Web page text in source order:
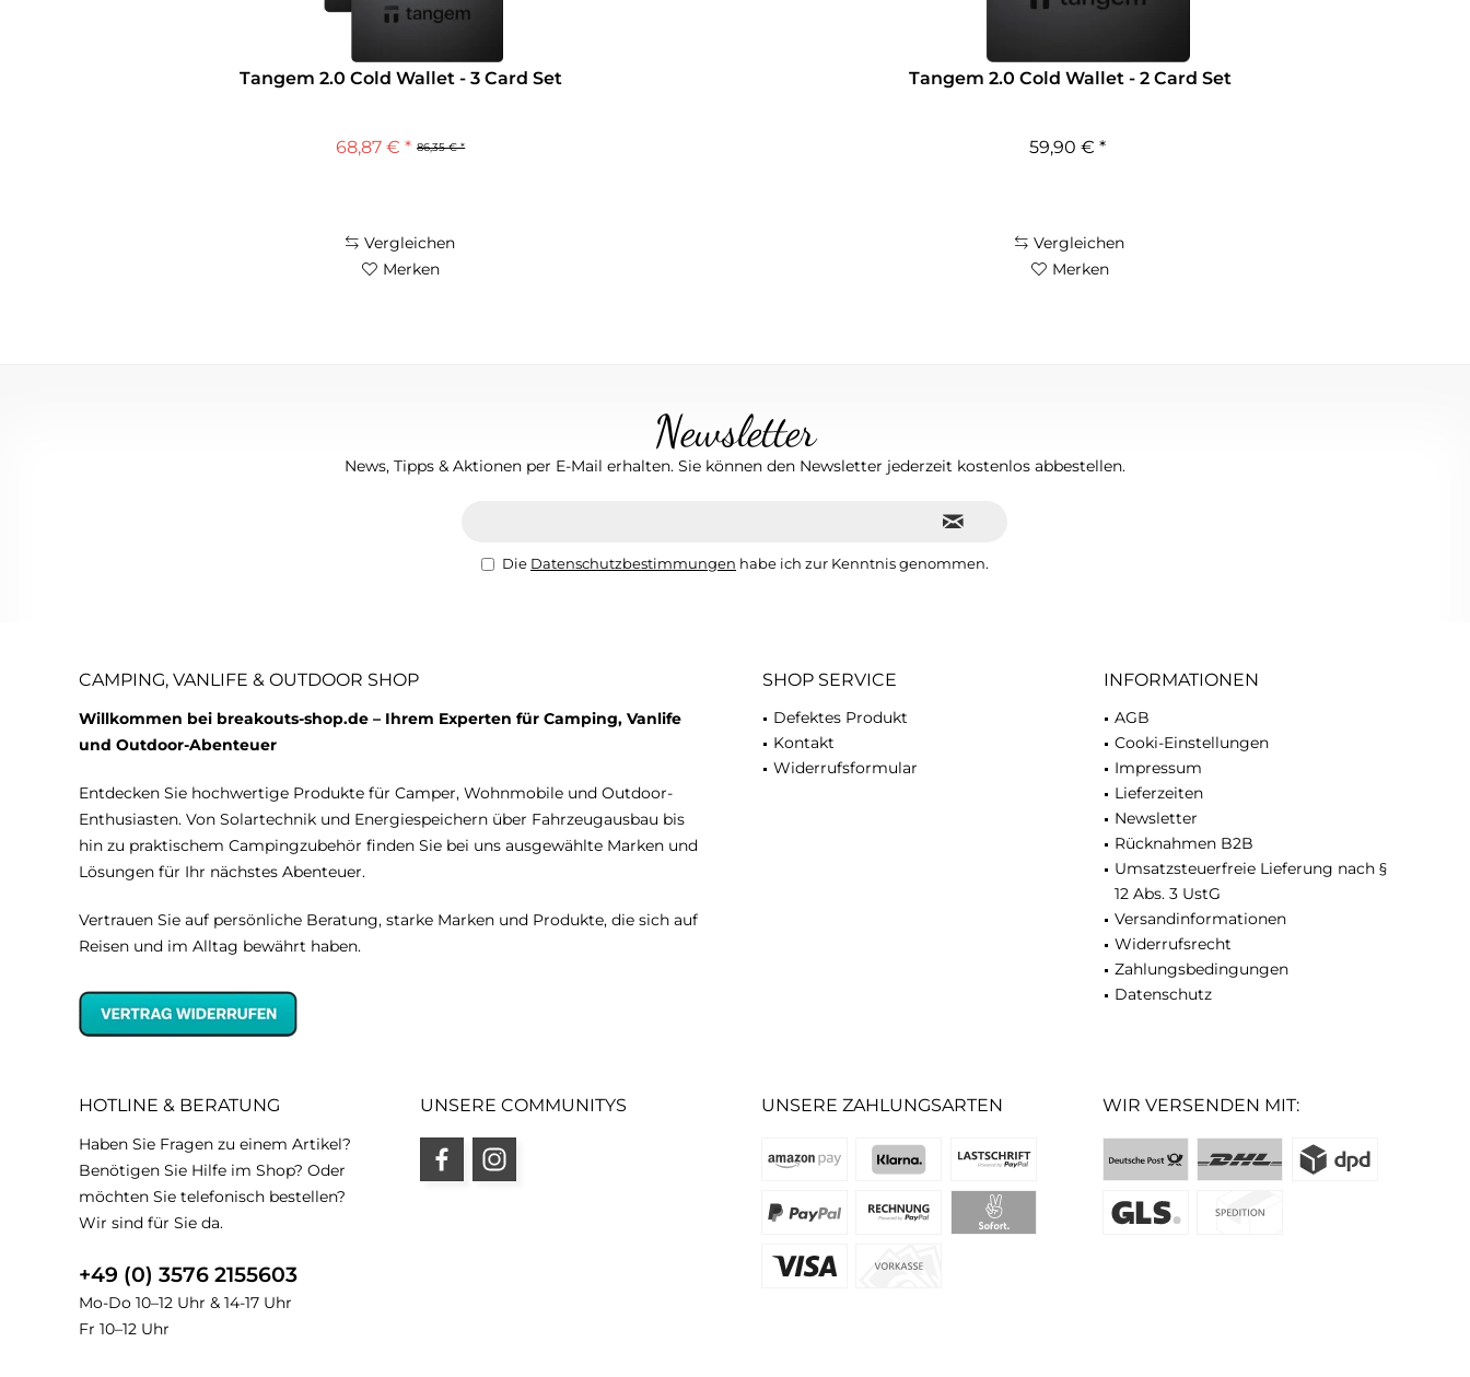
Tangem 2.0 Cold Wallet - 3 Card Set
86,35 € *
68,87 € *
Vergleichen
Merken
Tangem 2.0 Cold Wallet - 2 Card Set
59,90 € *
Vergleichen
Merken
Newsletter
News, Tipps & Aktionen per E-Mail erhalten. Sie können den Newsletter jederzeit kostenlos abbestellen.
Die Datenschutzbestimmungen habe ich zur Kenntnis genommen.
CAMPING, VANLIFE & OUTDOOR SHOP
Willkommen bei breakouts-shop.de – Ihrem Experten für Camping, Vanlife
und Outdoor-Abenteuer
Entdecken Sie hochwertige Produkte für Camper, Wohnmobile und Outdoor-
Enthusiasten. Von Solartechnik und Energiespeichern über Fahrzeugausbau bis
hin zu praktischem Campingzubehör finden Sie bei uns ausgewählte Marken und
Lösungen für Ihr nächstes Abenteuer.
Vertrauen Sie auf persönliche Beratung, starke Marken und Produkte, die sich auf
Reisen und im Alltag bewährt haben.
SHOP SERVICE
Defektes Produkt
Kontakt
Widerrufsformular
INFORMATIONEN
AGB
Cooki-Einstellungen
Impressum
Lieferzeiten
Newsletter
Rücknahmen B2B
Umsatzsteuerfreie Lieferung nach §
12 Abs. 3 UstG
Versandinformationen
Widerrufsrecht
Zahlungsbedingungen
Datenschutz
HOTLINE & BERATUNG
Haben Sie Fragen zu einem Artikel?
Benötigen Sie Hilfe im Shop? Oder
möchten Sie telefonisch bestellen?
Wir sind für Sie da.
+49 (0) 3576 2155603
Mo-Do 10–12 Uhr & 14-17 Uhr
Fr 10–12 Uhr
UNSERE COMMUNITYS UNSERE ZAHLUNGSARTEN WIR VERSENDEN MIT: